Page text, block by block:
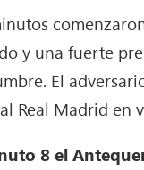
y una fuerte
El
Real Madrid en
8 el